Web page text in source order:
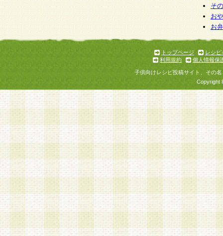
そ
お
お
トップページ
レシピ
利用規約
個人情報保
子供向けレシピ投稿サイト、その
Copyright